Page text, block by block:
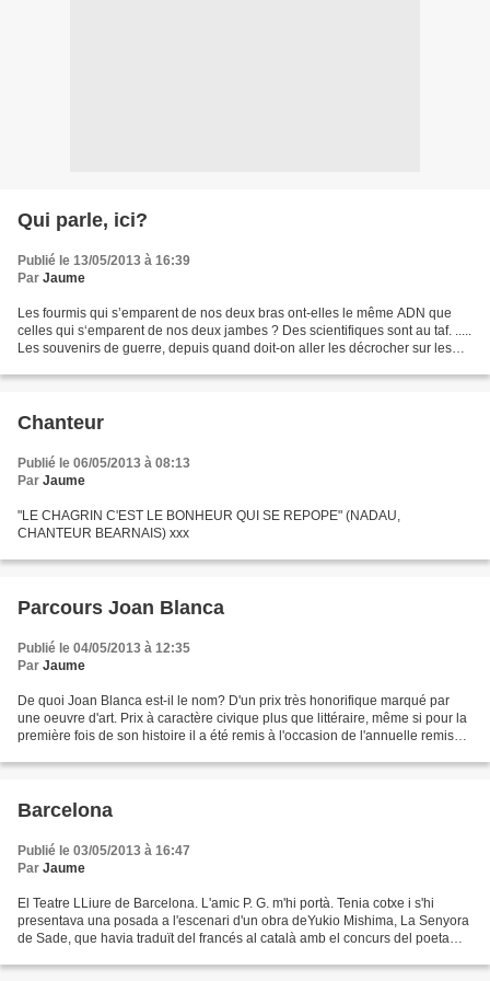
Qui parle, ici?
Publié le 13/05/2013 à 16:39
Par Jaume
Les fourmis qui s’emparent de nos deux bras ont-elles le même ADN que
celles qui s‘emparent de nos deux jambes ? Des scientifiques sont au taf. .....
Les souvenirs de guerre, depuis quand doit-on aller les décrocher sur les
Chanteur
Publié le 06/05/2013 à 08:13
Par Jaume
"LE CHAGRIN C'EST LE BONHEUR QUI SE REPOPE" (NADAU,
CHANTEUR BEARNAIS) xxx
Parcours Joan Blanca
Publié le 04/05/2013 à 12:35
Par Jaume
De quoi Joan Blanca est-il le nom? D'un prix très honorifique marqué par
une oeuvre d'art. Prix à caractère civique plus que littéraire, même si pour la
première fois de son histoire il a été remis à l'occasion de l'annuelle remise
Barcelona
Publié le 03/05/2013 à 16:47
Par Jaume
El Teatre LLiure de Barcelona. L'amic P. G. m'hi portà. Tenia cotxe i s'hi
presentava una posada a l'escenari d'un obra deYukio Mishima, La Senyora
de Sade, que havia traduït del francés al català amb el concurs del poeta